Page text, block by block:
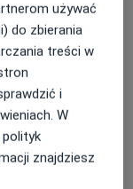
używać
do zbierania
treści w
i
W
polityk
znajdziesz